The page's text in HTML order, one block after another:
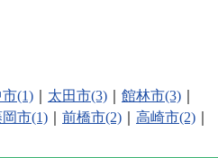
(1) 太田市(3) 館林市(3)
市(1) 前橋市(2) 高崎市(2)